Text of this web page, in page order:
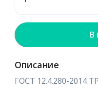
В
Описание
ГОСТ 12.4.280-2014